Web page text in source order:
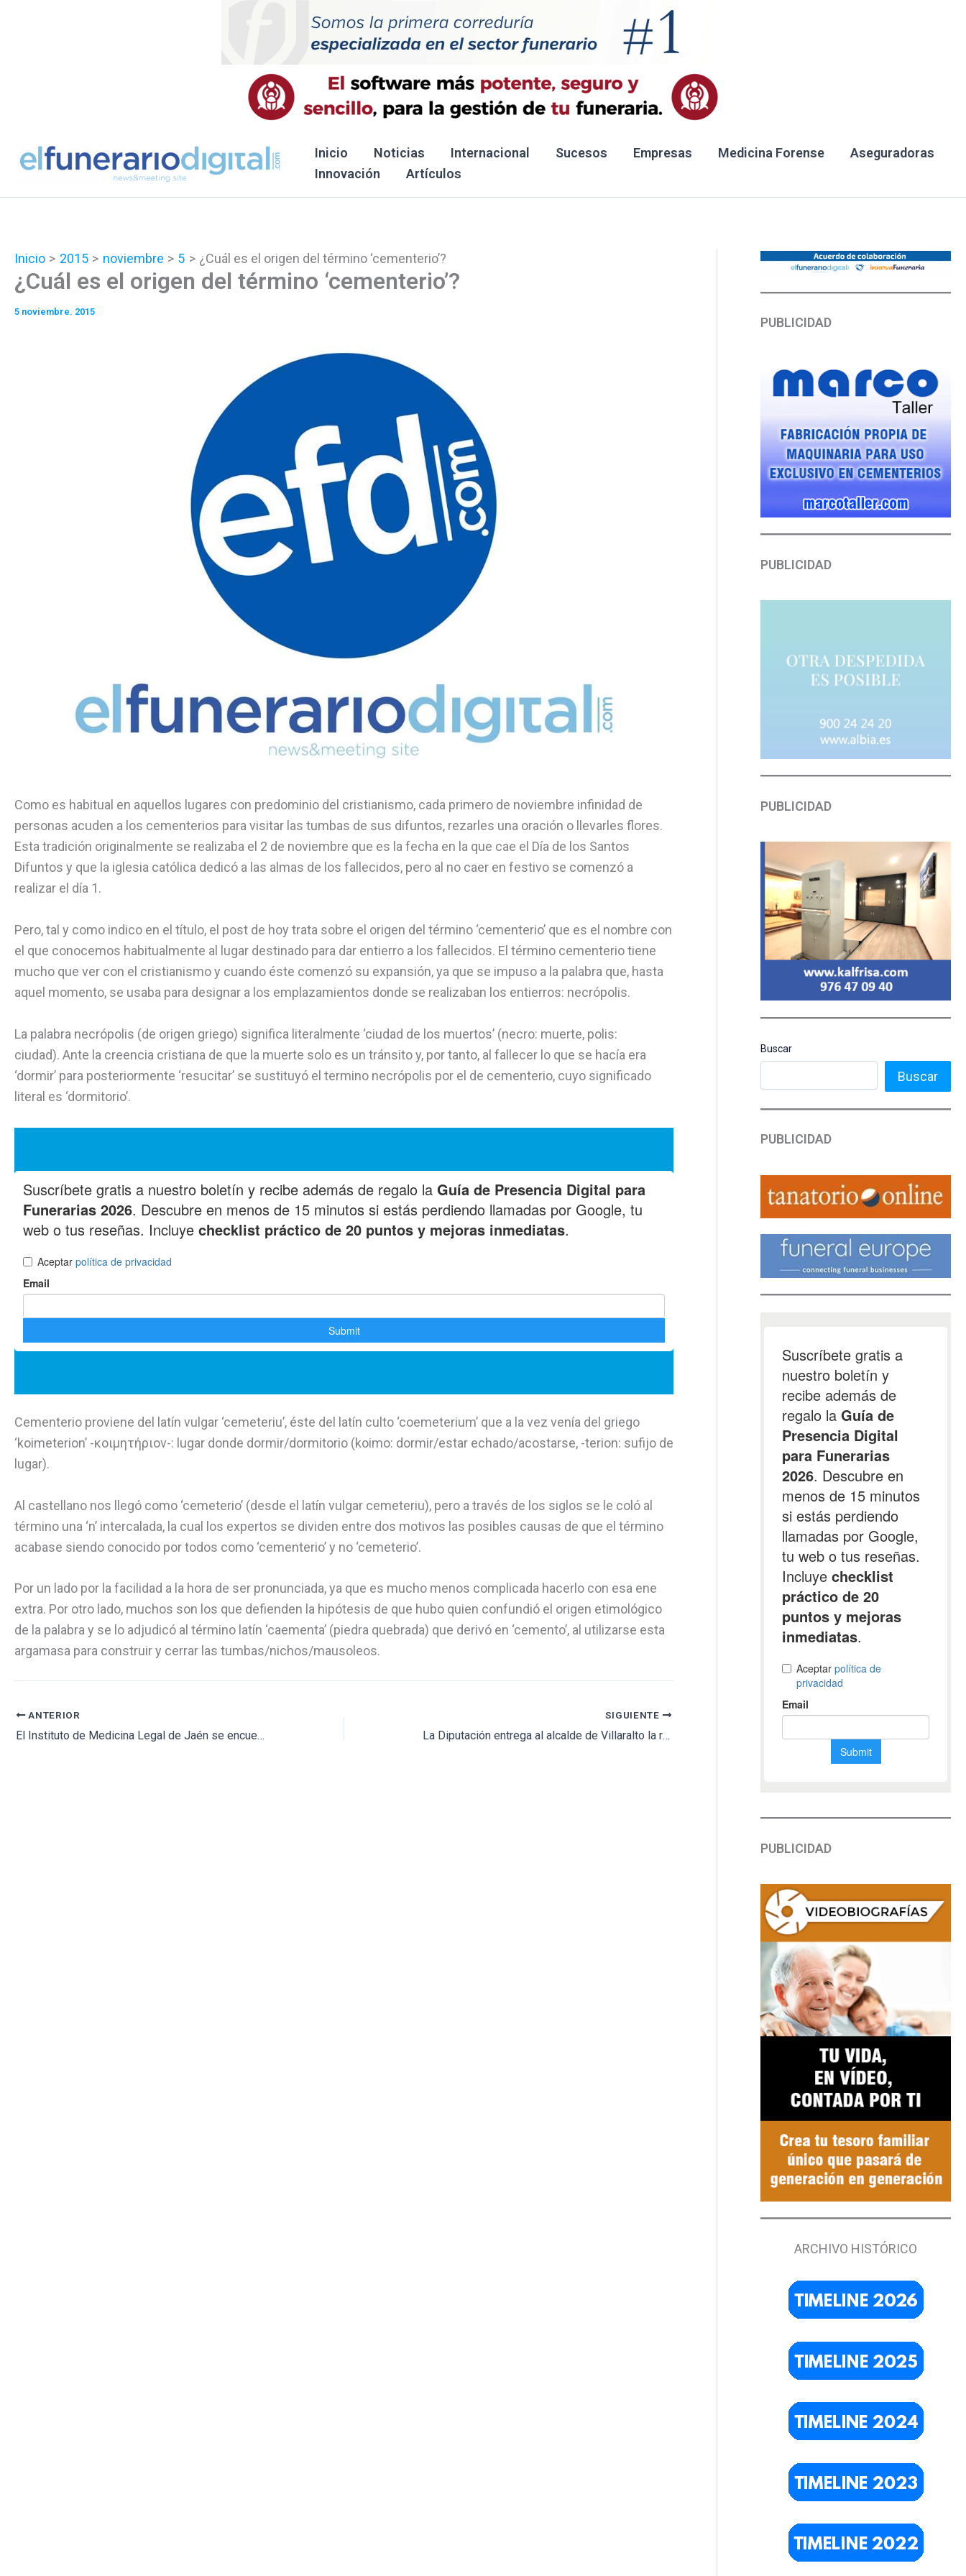
Inicio Noticias Internacional Sucesos Empresas Medicina Forense
Aseguradoras
Innovación
Artículos
Inicio 2015 noviembre 5 ¿Cuál es el origen del término ‘cementerio’?
¿Cuál es el origen del término ‘cementerio’?
5 noviembre. 2015
Como es habitual en aquellos lugares con predominio del cristianismo, cada primero de noviembre infinidad de
personas acuden a los cementerios para visitar las tumbas de sus difuntos, rezarles una oración o llevarles flores.
Esta tradición originalmente se realizaba el 2 de noviembre que es la fecha en la que cae el Día de los Santos
Difuntos y que la iglesia católica dedicó a las almas de los fallecidos, pero al no caer en festivo se comenzó a
realizar el día 1.
Pero, tal y como indico en el título, el post de hoy trata sobre el origen del término ‘cementerio’ que es el nombre con
el que conocemos habitualmente al lugar destinado para dar entierro a los fallecidos. El término cementerio tiene
mucho que ver con el cristianismo y cuando éste comenzó su expansión, ya que se impuso a la palabra que, hasta
aquel momento, se usaba para designar a los emplazamientos donde se realizaban los entierros: necrópolis.
La palabra necrópolis (de origen griego) significa literalmente ‘ciudad de los muertos’ (necro: muerte, polis:
ciudad). Ante la creencia cristiana de que la muerte solo es un tránsito y, por tanto, al fallecer lo que se hacía era
‘dormir’ para posteriormente ‘resucitar’ se sustituyó el termino necrópolis por el de cementerio, cuyo significado
literal es ‘dormitorio’.
Cementerio proviene del latín vulgar ‘cemeteriu’, éste del latín culto ‘coemeterium’ que a la vez venía del griego
‘koimeterion’ -κοιμητήριον-: lugar donde dormir/dormitorio (koimo: dormir/estar echado/acostarse, -terion: sufijo de
lugar).
Al castellano nos llegó como ‘cemeterio’ (desde el latín vulgar cemeteriu), pero a través de los siglos se le coló al
término una ‘n’ intercalada, la cual los expertos se dividen entre dos motivos las posibles causas de que el término
acabase siendo conocido por todos como ‘cementerio’ y no ‘cemeterio’.
Por un lado por la facilidad a la hora de ser pronunciada, ya que es mucho menos complicada hacerlo con esa ene
extra. Por otro lado, muchos son los que defienden la hipótesis de que hubo quien confundió el origen etimológico
de la palabra y se lo adjudicó al término latín ‘caementa’ (piedra quebrada) que derivó en ‘cemento’, al utilizarse esta
argamasa para construir y cerrar las tumbas/nichos/mausoleos.
ANTERIOR
El Instituto de Medicina Legal de Jaén se encuentra en un estado deplorable con grietas en paredes y techo
SIGUIENTE
La Diputación entrega al alcalde de Villaralto la reforma del cementerio y la ampliación de la sala velatorio
PUBLICIDAD
PUBLICIDAD
PUBLICIDAD
Buscar
Buscar
PUBLICIDAD
PUBLICIDAD
ARCHIVO HISTÓRICO